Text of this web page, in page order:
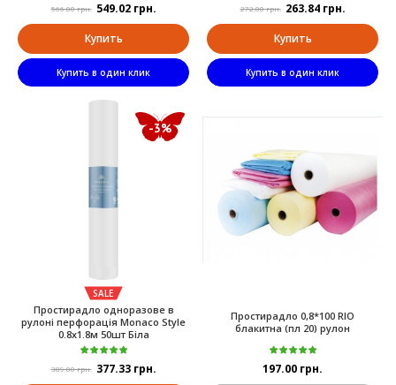
566.00 грн. 549.02 грн.
Купить
Купить в один клик
272.00 грн. 263.84 грн.
Купить
Купить в один клик
-3%
SALE
Простирадло одноразове в
рулоні перфорація Monaco Style
0.8х1.8м 50шт Біла
389.00 грн. 377.33 грн.
Простирадло 0,8*100 RIO
блакитна (пл 20) рулон
197.00 грн.